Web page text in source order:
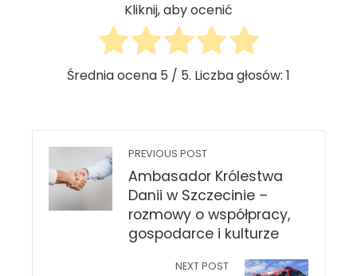
Kliknij, aby ocenić
Średnia ocena 5 / 5. Liczba głosów: 1
PREVIOUS POST
Ambasador Królestwa
Danii w Szczecinie –
rozmowy o współpracy,
gospodarce i kulturze
NEXT POST